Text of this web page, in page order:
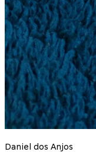
Daniel dos Anjos